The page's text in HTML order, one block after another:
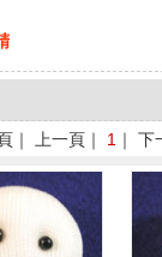
｜ 上一頁｜ 1 ｜